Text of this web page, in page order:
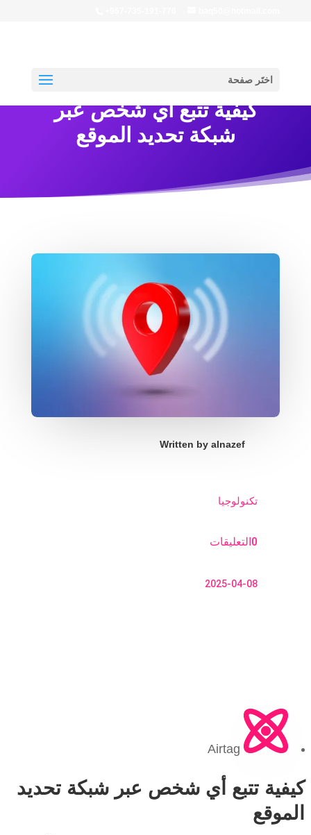
اختَر صفحة
كيفية تتبع أي شخص عبر
شبكة تحديد الموقع
Written byalnazef
تكنولوجيا
0التعليقات
2025-04-08
Airtag
كيفية تتبع أي شخص عبر شبكة تحديد
الموقع